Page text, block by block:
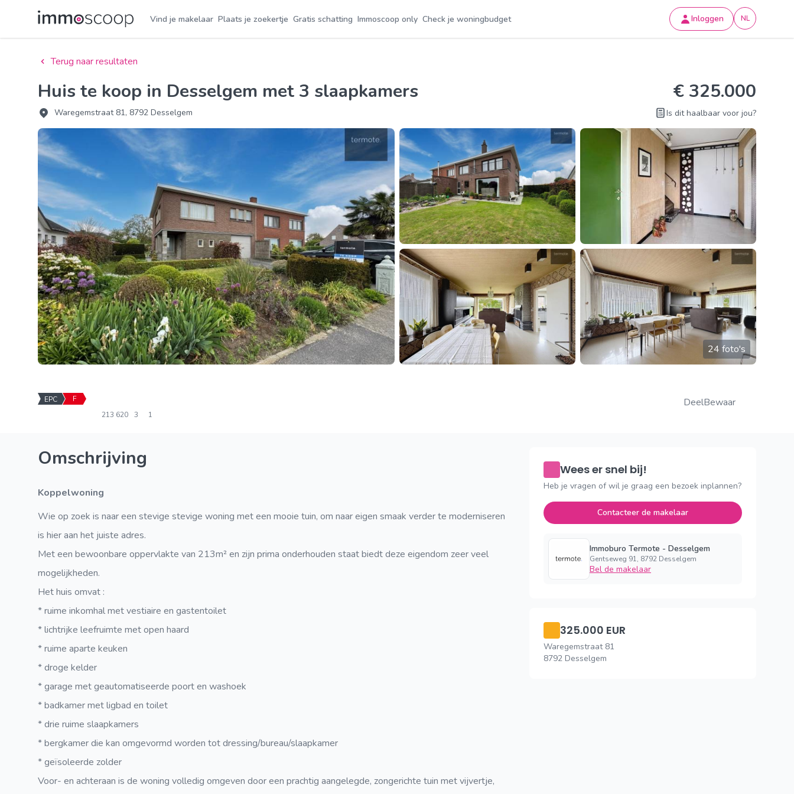
Vind je makelaar Plaats je zoekertje Gratis schatting Immoscoop only Check je woningbudget Inloggen NL
Terug naar resultaten
Huis te koop in Desselgem met 3 slaapkamers
Waregemstraat 81, 8792 Desselgem
€ 325.000
Is dit haalbaar voor jou?
24 foto's
EPC F
213 620 3 1
DeelBewaar
Omschrijving
koppelwoning
Wie op zoek is naar een stevige stevige woning met een mooie tuin, om naar eigen smaak verder te moderniseren
is hier aan het juiste adres.
Met een bewoonbare oppervlakte van 213m² en zijn prima onderhouden staat biedt deze eigendom zeer veel
mogelijkheden.
Het huis omvat :
* ruime inkomhal met vestiaire en gastentoilet
* lichtrijke leefruimte met open haard
* ruime aparte keuken
* droge kelder
* garage met geautomatiseerde poort en washoek
* badkamer met ligbad en toilet
* drie ruime slaapkamers
* bergkamer die kan omgevormd worden tot dressing/bureau/slaapkamer
* geïsoleerde zolder
Voor- en achteraan is de woning volledig omgeven door een prachtig aangelegde, zongerichte tuin met vijvertje,
Wees er snel bij!
Heb je vragen of wil je graag een bezoek inplannen?
Contacteer de makelaar
Immoburo Termote - Desselgem
Gentseweg 91, 8792 Desselgem
Bel de makelaar
325.000 EUR
Waregemstraat 81
8792 Desselgem